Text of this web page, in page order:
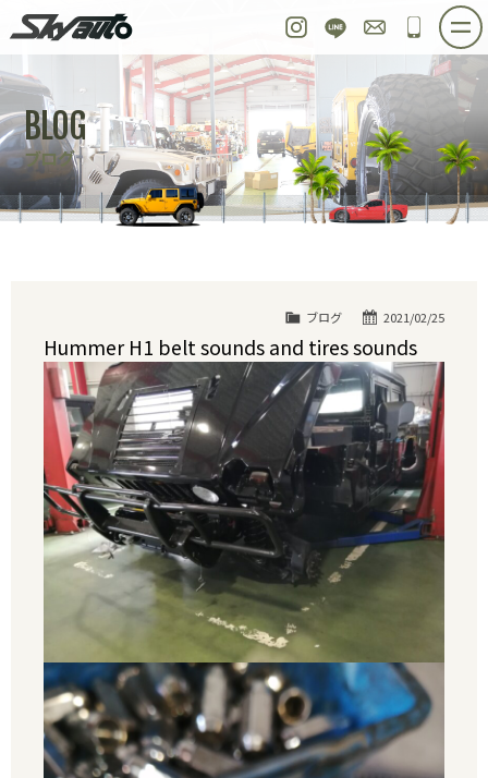
Instagram
LINE お問い合わせ
048-
ホーム 在庫車情報 ご購入プラン
整備作業実例 パーツ販売 買取＆オーダー
店舗紹介 工場紹介 会社概要
スタッフ紹介 求人情報 公式ブログ
BLOG
ブログ
2021/02/25
ブログ
Hummer H1 belt sounds and tires sounds